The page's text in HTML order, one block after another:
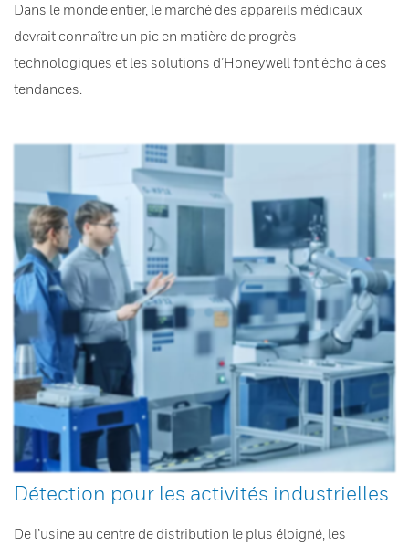
Dans le monde entier, le marché des appareils médicaux
devrait connaître un pic en matière de progrès
technologiques et les solutions d’Honeywell font écho à ces
tendances.
Détection pour les activités industrielles
De l’usine au centre de distribution le plus éloigné, les